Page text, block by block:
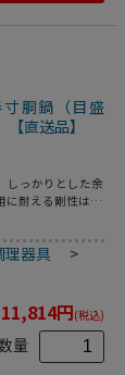
胴鍋（目盛
直送品】
しっかりとした余
に耐える剛性はも
ゲつきにくく、
です。●アルミは
倍）、鍋全体
少なく、スープ
散してコゲつき
18L
理器具
>
11,814円(税込)
量